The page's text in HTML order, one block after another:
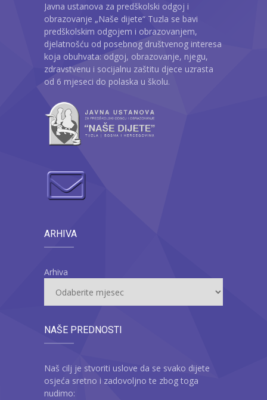
Javna ustanova za predškolski odgoj i
obrazovanje „Naše dijete“ Tuzla se bavi
predškolskim odgojem i obrazovanjem,
djelatnošću od posebnog društvenog interesa
koja obuhvata: odgoj, obrazovanje, njegu,
zdravstvenu i socijalnu zaštitu djece uzrasta
od 6 mjeseci do polaska u školu.
ARHIVA
Arhiva
NAŠE PREDNOSTI
Naš cilj je stvoriti uslove da se svako dijete
osjeća sretno i zadovoljno te zbog toga
nudimo: